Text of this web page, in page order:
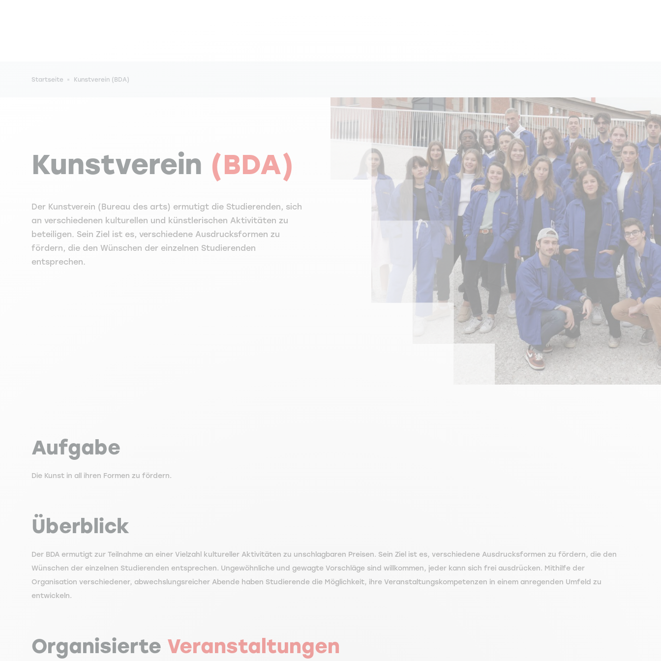
Pfadnavigation
Startseite Kunstverein (BDA)
Kunstverein (BDA)
Der Kunstverein (Bureau des arts) ermutigt die Studierenden, sich
an verschiedenen kulturellen und künstlerischen Aktivitäten zu
beteiligen. Sein Ziel ist es, verschiedene Ausdrucksformen zu
fördern, die den Wünschen der einzelnen Studierenden
entsprechen.
Aufgabe
Die Kunst in all ihren Formen zu fördern.
Überblick
Der BDA ermutigt zur Teilnahme an einer Vielzahl kultureller Aktivitäten zu unschlagbaren Preisen. Sein Ziel ist es, verschiedene Ausdrucksformen zu fördern, die den
Wünschen der einzelnen Studierenden entsprechen. Ungewöhnliche und gewagte Vorschläge sind willkommen, jeder kann sich frei ausdrücken. Mithilfe der
Organisation verschiedener, abwechslungsreicher Abende haben Studierende die Möglichkeit, ihre Veranstaltungskompetenzen in einem anregenden Umfeld zu
entwickeln.
Organisierte Veranstaltungen